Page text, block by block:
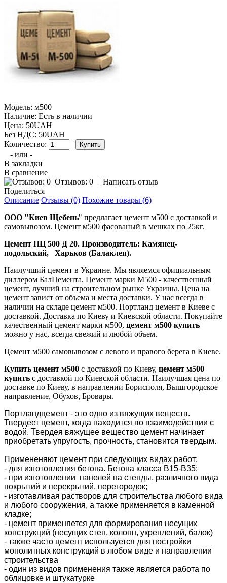
Модель: м500
Наличие: Есть в наличии
Цена: 50UAH
Без НДС: 50UAH
Количество:
- или -
В закладки
В сравнение
Отзывов: 0 | Написать отзыв
Поделиться
Описание Отзывы (0) Похожие товары (6)
ООО "Киев Щебень" предлагает цемент м500 с доставкой и
самовывозом. Цемент м500 фасованый в мешках по 25кг.
Цемент ПЦ 500 Д 20. Производитель: Камянец-
подольский, Харьков (Балаклея).
Наилучший цемент в Украине. Мы являемся официальным
диллером БалЦемента. Цемент марки М500 - качественный
цемент, лучший на строительном рынке Украины. Цена на
цемент завист от объема и места доставки. У нас всегда в
наличии на складе цемент м500. Портланд цемент в Киеве с
доставкой. Доставка по Киеву и Киевской области. Покупайте
качественный цемент марки м500, цемент м500 купить
можно у нас, всегда свежий и любой объем.
Цемент м500 самовывозом с левого и правого берега в Киеве.
Купить цемент м500 с доставкой по Киеву, цемент м500
купить с доставкой по Киевской области. Наилучшая цена по
доставке по Киеву, в направлении Борисполя, Вышгородское
направление, Обухов, Бровары.
Портландцемент - это одно из вяжущих веществ.
Твердеет цемент, когда находится во взаимодействии с
водой. Твердея вяжущее вещество цемент начинает
приобретать упругость, прочность, становится твердым.
Примененяют цемент при следующих видах работ:
- для изготовления бетона. Бетона класса В15-В35;
- при изготовлении панелей на стенды, различного вида
покрытий и перекрытий, перегородок;
- изготавливая растворов для строительства любого вида
и любого сооружения, а также применяется в каменной
кладке;
- цемент применяется для формирования несущих
конструкций (несущих стен, колонн, укреплений, балок)
- также часто цемент используется для постройки
монолитных конструкций в любом виде и направлении
строительства
- один из видов применения также является работа по
облицовке и штукатурке